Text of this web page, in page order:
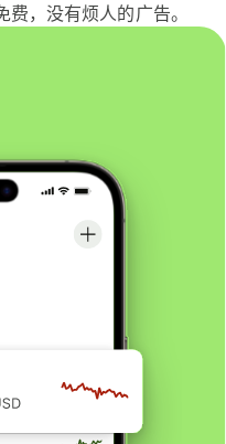
，没有烦人的广告。